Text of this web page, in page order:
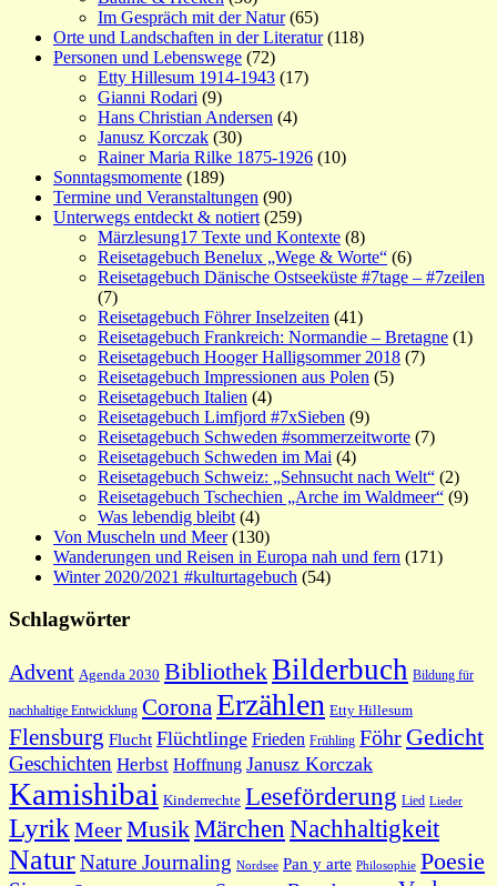
Im Gespräch mit der Natur(65)
Orte und Landschaften in der Literatur(118)
Personen und Lebenswege (72)
Etty Hillesum 1914-1943 (17)
Gianni Rodari (9)
Hans Christian Andersen (4)
Janusz Korczak (30)
Rainer Maria Rilke 1875-1926 (10)
Sonntagsmomente (189)
Termine und Veranstaltungen (90)
Unterwegs entdeckt & notiert (259)
Märzlesung17 Texte und Kontexte (8)
Reisetagebuch Benelux „Wege & Worte“ (6)
Reisetagebuch Dänische Ostseeküste #7tage – #7zeilen
(7)
Reisetagebuch Föhrer Inselzeiten (41)
Reisetagebuch Frankreich: Normandie – Bretagne (1)
Reisetagebuch Hooger Halligsommer 2018 (7)
Reisetagebuch Impressionen aus Polen (5)
Reisetagebuch Italien (4)
Reisetagebuch Limfjord #7xSieben (9)
Reisetagebuch Schweden #sommerzeitworte (7)
Reisetagebuch Schweden im Mai (4)
Reisetagebuch Schweiz: „Sehnsucht nach Welt“ (2)
Reisetagebuch Tschechien „Arche im Waldmeer“ (9)
Was lebendig bleibt (4)
Von Muscheln und Meer(130)
Wanderungen und Reisen in Europa nah und fern (171)
Winter 2020/2021 #kulturtagebuch (54)
Schlagwörter
Advent Agenda 2030 BibliothekBilderbuch Bildung für
nachhaltige Entwicklung Corona Erzählen Etty Hillesum
Flensburg Flucht Flüchtlinge Frieden Frühling Föhr Gedicht
Geschichten Herbst Hoffnung Janusz Korczak
Kamishibai Kinderrechte Leseförderung Lied Lieder
Lyrik MeerMusikMärchen Nachhaltigkeit
NaturNature Journaling Nordsee Pan y arte Philosophie Poesie